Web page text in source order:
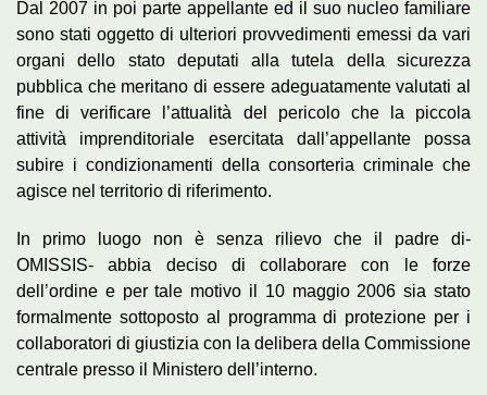
Dal 2007 in poi parte appellante ed il suo nucleo familiare
sono stati oggetto di ulteriori provvedimenti emessi da vari
organi dello stato deputati alla tutela della sicurezza
pubblica che meritano di essere adeguatamente valutati al
fine di verificare l’attualità del pericolo che la piccola
attività imprenditoriale esercitata dall’appellante possa
subire i condizionamenti della consorteria criminale che
agisce nel territorio di riferimento.
In primo luogo non è senza rilievo che il padre di-
OMISSIS- abbia deciso di collaborare con le forze
dell’ordine e per tale motivo il 10 maggio 2006 sia stato
formalmente sottoposto al programma di protezione per i
collaboratori di giustizia con la delibera della Commissione
centrale presso il Ministero dell’interno.